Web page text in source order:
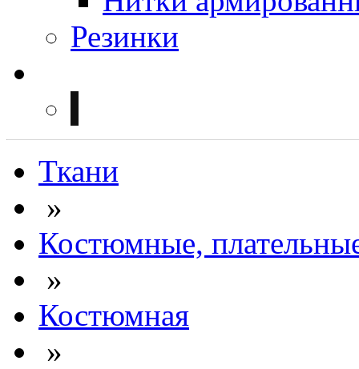
Резинки
Ткани
»
Костюмные,
»
Костюмная
»